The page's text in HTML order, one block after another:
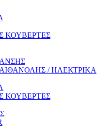
ΚΟΥΒΕΡΤΕΣ
/ ΗΛΕΚΤΡΙΚΑ
ΚΟΥΒΕΡΤΕΣ